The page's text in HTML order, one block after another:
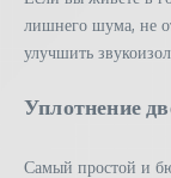
лишнего шума, не
улучшить
Уплотнение
Самый простой и